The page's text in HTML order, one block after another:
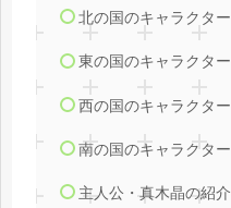
北の国のキャラクター
東の国のキャラクター
西の国のキャラクター
南の国のキャラクター
主人公・真木晶の紹介